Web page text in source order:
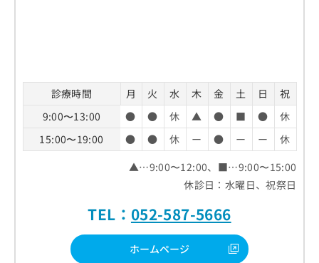
診療時間 月 火 水 木 金 土 日
祝
9:00〜13:00
● ● 休 ▲ ● ■ ●
休
15:00〜19:00
● ● 休 ー ● ー ー
休
▲…9:00〜12:00、■…9:00〜15:00
休診日：水曜日、祝祭日
TEL： 052-587-5666
ホームページ